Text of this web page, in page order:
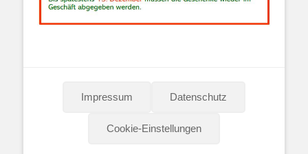
Impressum Datenschutz
Cookie-Einstellungen